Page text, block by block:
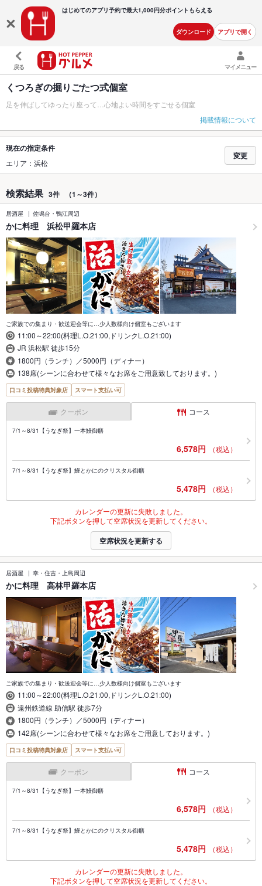
はじめてのアプリ予約で最大1,000円分ポイントもらえる
ダウンロード アプリで開く
戻る マイメニュー
くつろぎの掘りごたつ式個室
足を伸ばしてゆったり座って…心地よい時間をすごせる個室
掲載情報について
現在の指定条件
エリア：浜松
変更
検索結果 3件 （1～3件）
居酒屋 佐鳴台・鴨江周辺
かに料理 浜松甲羅本店
ご家族での集まり・歓送迎会等に…少人数様向け個室もございます
11:00～22:00(料理L.O.21:00,ドリンクL.O.21:00)
JR 浜松駅 徒歩15分
1800円（ランチ）／5000円（ディナー）
138席(シーンに合わせて様々なお席をご用意致しております。)
口コミ投稿特典対象店 スマート支払い可
クーポン コース
7/1～8/31【うなぎ祭】一本鰻御膳
6,578円 （税込）
7/1～8/31【うなぎ祭】鰻とかにのクリスタル御膳
5,478円 （税込）
カレンダーの更新に失敗しました。
下記ボタンを押して空席状況を更新してください。
空席状況を更新する
居酒屋 幸・住吉・上島周辺
かに料理 高林甲羅本店
ご家族での集まり・歓送迎会等に…少人数様向け個室もございます
11:00～22:00(料理L.O.21:00,ドリンクL.O.21:00)
遠州鉄道線 助信駅 徒歩7分
1800円（ランチ）／5000円（ディナー）
142席(シーンに合わせて様々なお席をご用意しております。)
口コミ投稿特典対象店 スマート支払い可
クーポン コース
7/1～8/31【うなぎ祭】一本鰻御膳
6,578円 （税込）
7/1～8/31【うなぎ祭】鰻とかにのクリスタル御膳
5,478円 （税込）
カレンダーの更新に失敗しました。
下記ボタンを押して空席状況を更新してください。